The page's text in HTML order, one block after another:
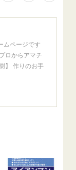
ムページです
ロからアマチ
】 作りのお手